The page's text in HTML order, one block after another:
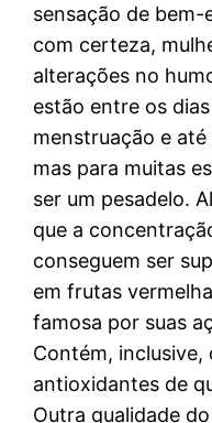
sensação de bem-
com certeza,
alterações no
estão entre os
menstruação e até
mas para muitas
ser um pesadelo.
que a
conseguem ser
em frutas
famosa por suas
Contém,
antioxidantes de
Outra qualidade